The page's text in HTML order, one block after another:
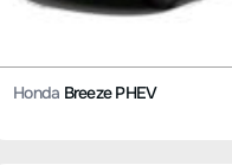
Honda Breeze PHEV